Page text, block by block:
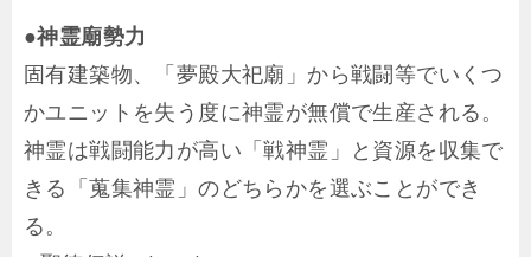
●神霊廟勢力
固有建築物、「夢殿大祀廟」から戦闘等でいくつ
かユニットを失う度に神霊が無償で生産される。
神霊は戦闘能力が高い「戦神霊」と資源を収集で
きる「蒐集神霊」のどちらかを選ぶことができ
る。